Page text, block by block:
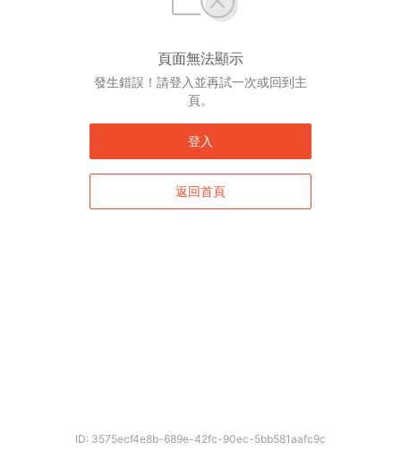
頁面無法顯示
發生錯誤！請登入並再試一次或回到主
頁。
登入
返回首頁
ID: 3575ecf4e8b-689e-42fc-90ec-5bb581aafc9c